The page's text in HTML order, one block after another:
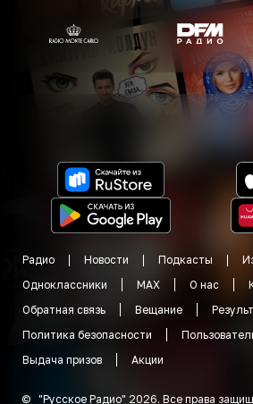
Радио Новости Подкасты
Одноклассники
MAX О нас
Обратная связь
Вещание
Политика безопасности
Выдача призов
Акции
© "Русское Радио" 2026. Все права